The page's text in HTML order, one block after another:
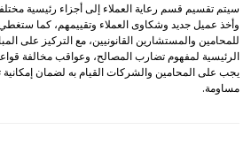
سيتم تقسيم قسم رعاية العملاء إلى أجزاء رئيسية
وأخذ عميل جديد وشكاوى العملاء وتقييمهم، كما
للمحامين والمستشارين القانونيين، مع التركيز على
الرئيسية لمفهوم تضارب المصالح، وعواقب مخالفة
يجب على المحامين والشركات القيام به لضمان إمكانية
مساومة.